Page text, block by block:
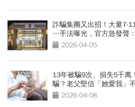
詐騙集團又出招！大量7-
…手法曝光，官方急發聲
2026-04-05
13年被騙9次、損失5千萬
騙？老父堅信「她愛我」
金礦」
2026-04-08